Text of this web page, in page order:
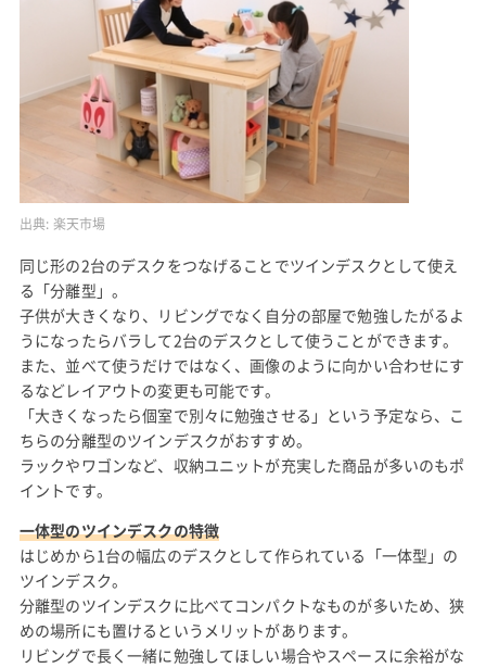
出典: 楽天市場
同じ形の2台のデスクをつなげることでツインデスクとして使え
る「分離型」。
子供が大きくなり、リビングでなく自分の部屋で勉強したがるよ
うになったらバラして2台のデスクとして使うことができます。
また、並べて使うだけではなく、画像のように向かい合わせにす
るなどレイアウトの変更も可能です。
「大きくなったら個室で別々に勉強させる」という予定なら、こ
ちらの分離型のツインデスクがおすすめ。
ラックやワゴンなど、収納ユニットが充実した商品が多いのもポ
イントです。
一体型のツインデスクの特徴
はじめから1台の幅広のデスクとして作られている「一体型」の
ツインデスク。
分離型のツインデスクに比べてコンパクトなものが多いため、狭
めの場所にも置けるというメリットがあります。
リビングで長く一緒に勉強してほしい場合やスペースに余裕がな